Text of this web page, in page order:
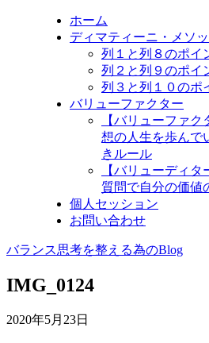
ホーム
ディマティーニ・メソ
列１と列８のポイ
列２と列９のポイ
列３と列１０のポ
バリューファクター
【バリューファ
想の人生を歩んで
きルール
【バリューディ
質問で自分の価値
個人セッション
お問い合わせ
バランス思考を整える為のBlog
IMG_0124
2020年5月23日